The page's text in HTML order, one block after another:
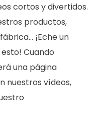
cortos y divertidos.
productos,
¡Eche un
Cuando
una página
nuestros vídeos,